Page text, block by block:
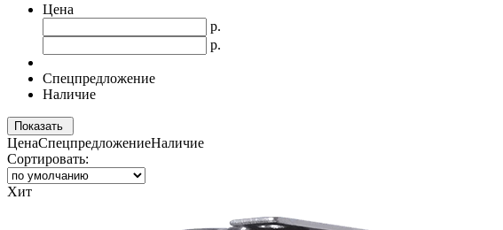
Цена
р.
р.
Спецпредложение
Наличие
Показать
ЦенаСпецпредложениеНаличие
Сортировать:
Хит